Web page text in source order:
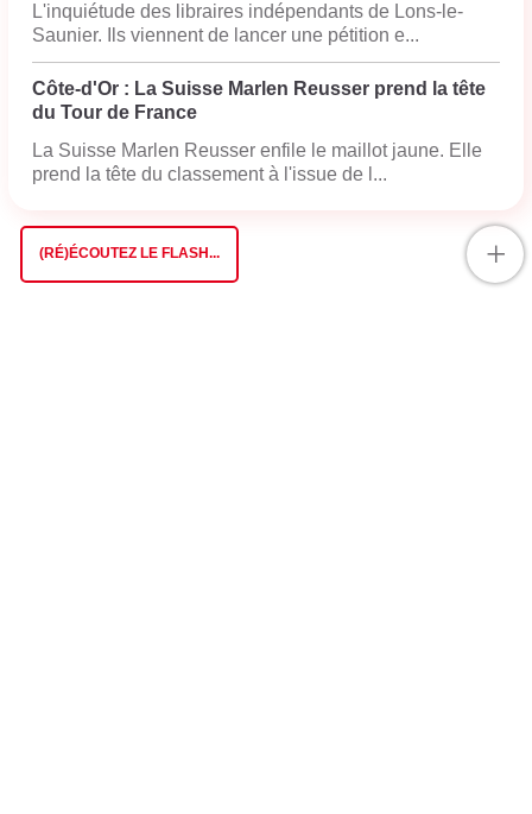
L'inquiétude des libraires indépendants de Lons-le-
Saunier. Ils viennent de lancer une pétition e...
Côte-d'Or : La Suisse Marlen Reusser prend la tête
du Tour de France
La Suisse Marlen Reusser enfile le maillot jaune. Elle
prend la tête du classement à l'issue de l...
(RÉ)ÉCOUTEZ LE FLASH... +